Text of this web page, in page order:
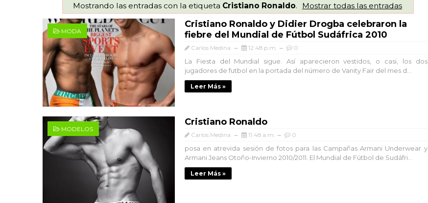
Mostrando las entradas con la etiqueta Cristiano Ronaldo. Mostrar todas las entradas
MODA
Cristiano Ronaldo y Didier Drogba celebraron la
fiebre del Mundial de Fútbol Sudáfrica 2010
Carlos Medina 12:48 p.m. 0
La Fiesta del Mundial sigue. Así aparecieron vestidos, o casi, los dos
jugadores de futbol en la portada del número de Vanity Fair del mes d...
Leer Más »
MODELOS
Cristiano Ronaldo
Carlos Medina 11:48 a.m. 0
posa en atrevida sesión de fotos para las Campañas Armani Underwear y
Armani Jeans Otoño-Invierno 2010/2011. El Mundial de Fútbol de Sudáfri...
Leer Más »